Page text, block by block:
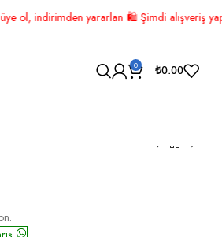
alışveriş yap! 🚚 ÜCRETSİZ KARGO! 📦
0 ₺0.00